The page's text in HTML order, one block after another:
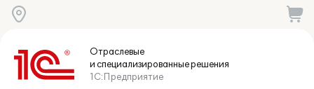
Отраслевые
и специализированныерешения
1С:Предприятие